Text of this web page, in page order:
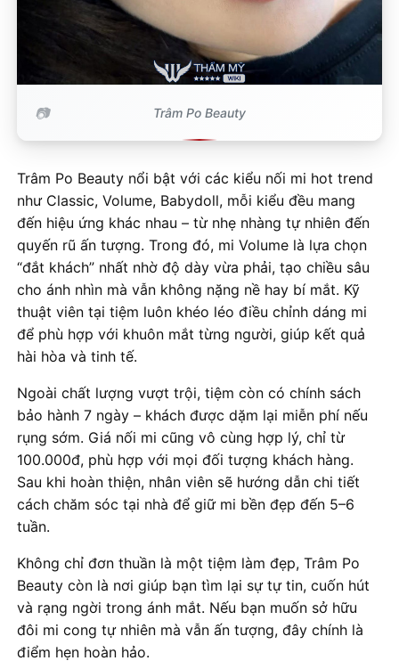
Trâm Po Beauty
Trâm Po Beauty nổi bật với các kiểu nối mi hot trend
như Classic, Volume, Babydoll, mỗi kiểu đều mang
đến hiệu ứng khác nhau – từ nhẹ nhàng tự nhiên đến
quyến rũ ấn tượng. Trong đó, mi Volume là lựa chọn
“đắt khách” nhất nhờ độ dày vừa phải, tạo chiều sâu
cho ánh nhìn mà vẫn không nặng nề hay bí mắt. Kỹ
thuật viên tại tiệm luôn khéo léo điều chỉnh dáng mi
để phù hợp với khuôn mắt từng người, giúp kết quả
hài hòa và tinh tế.
Ngoài chất lượng vượt trội, tiệm còn có chính sách
bảo hành 7 ngày – khách được dặm lại miễn phí nếu
rụng sớm. Giá nối mi cũng vô cùng hợp lý, chỉ từ
100.000đ, phù hợp với mọi đối tượng khách hàng.
Sau khi hoàn thiện, nhân viên sẽ hướng dẫn chi tiết
cách chăm sóc tại nhà để giữ mi bền đẹp đến 5–6
tuần.
Không chỉ đơn thuần là một tiệm làm đẹp, Trâm Po
Beauty còn là nơi giúp bạn tìm lại sự tự tin, cuốn hút
và rạng ngời trong ánh mắt. Nếu bạn muốn sở hữu
đôi mi cong tự nhiên mà vẫn ấn tượng, đây chính là
điểm hẹn hoàn hảo.